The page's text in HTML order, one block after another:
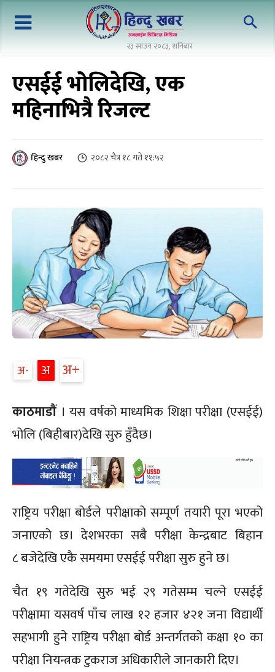
२३ साउन २०८३, शनिबार
एसईई भोलिदेखि, एक
महिनाभित्रै रिजल्ट
हिन्दु खबर २०८२ चैत्र १८ गते ११:५२
अ- अ अ+
काठमाडौं। यस वर्षको माध्यमिक शिक्षा परीक्षा (एसईई)
भोलि (बिहीबार)देखि सुरु हुँदैछ।
राष्ट्रिय परीक्षा बोर्डले परीक्षाको सम्पूर्ण तयारी पूरा भएको
जनाएको छ। देशभरका सबै परीक्षा केन्द्रबाट बिहान
८ बजेदेखि एकै समयमा एसईई परीक्षा सुरु हुने छ।
चैत १९ गतेदेखि सुरु भई २९ गतेसम्म चल्ने एसईई
परीक्षामा यसवर्ष पाँच लाख १२ हजार ४२१ जना विद्यार्थी
सहभागी हुने राष्ट्रिय परीक्षा बोर्ड अन्तर्गतको कक्षा १० का
परीक्षा नियन्त्रक टुकराज अधिकारीले जानकारी दिए।